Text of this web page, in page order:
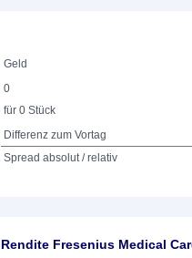
Geld
0
für 0 Stück
Differenz zum Vortag
Spread absolut / relativ
Rendite Fresenius Medical